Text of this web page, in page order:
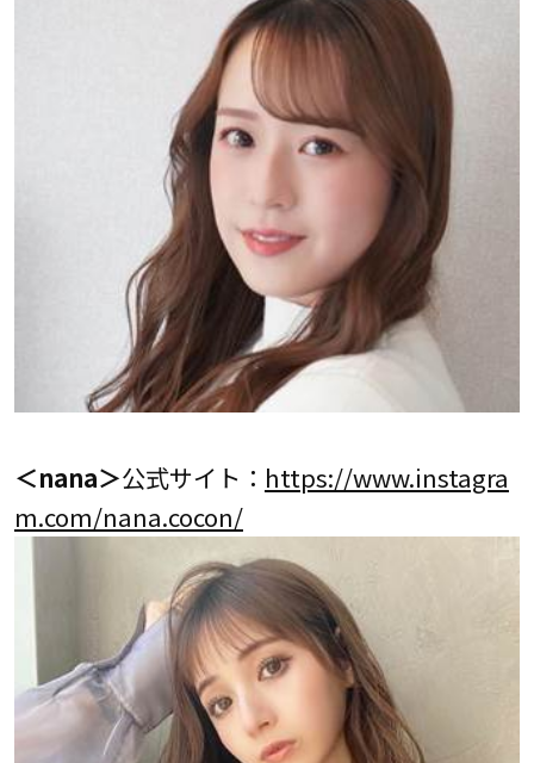
＜nana＞公式サイト： https://www.instagra
m.com/nana.cocon/